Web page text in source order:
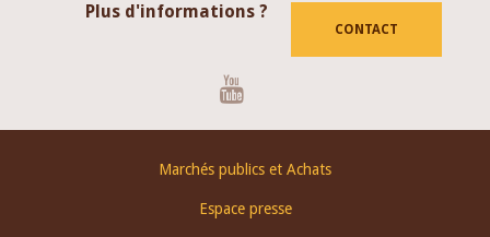
Plus d'informations ?
CONTACT
Marchés publics et Achats
Espace presse